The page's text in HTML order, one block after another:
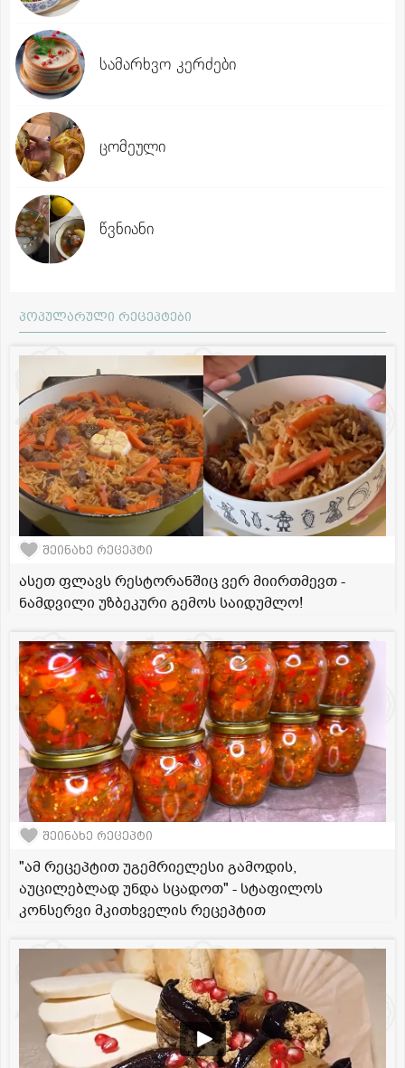
სამარხვო კერძები
ცომეული
წვნიანი
პოპულარული რეცეპტები
შეინახე რეცეპტი
ასეთ ფლავს რესტორანშიც ვერ მიირთმევთ -
ნამდვილი უზბეკური გემოს საიდუმლო!
შეინახე რეცეპტი
"ამ რეცეპტით უგემრიელესი გამოდის,
აუცილებლად უნდა სცადოთ" - სტაფილოს
კონსერვი მკითხველის რეცეპტით